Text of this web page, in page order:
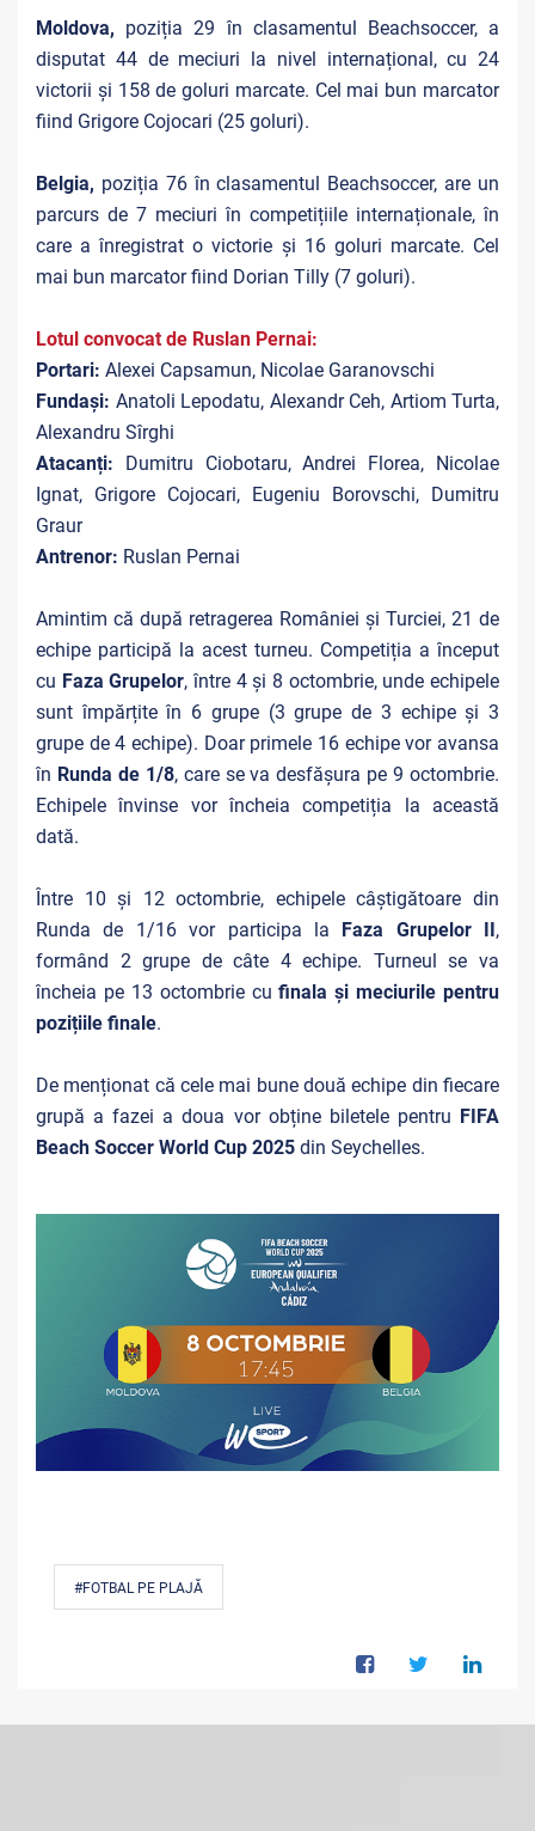
Moldova, poziția 29 în clasamentul Beachsoccer, a
disputat 44 de meciuri la nivel internațional, cu 24
victorii și 158 de goluri marcate. Cel mai bun marcator
fiind Grigore Cojocari (25 goluri).
Belgia, poziția 76 în clasamentul Beachsoccer, are un
parcurs de 7 meciuri în competițiile internaționale, în
care a înregistrat o victorie și 16 goluri marcate. Cel
mai bun marcator fiind Dorian Tilly (7 goluri).
Lotul convocat de Ruslan Pernai:
Portari: Alexei Capsamun, Nicolae Garanovschi
Fundași: Anatoli Lepodatu, Alexandr Ceh, Artiom Turta,
Alexandru Sîrghi
Atacanți: Dumitru Ciobotaru, Andrei Florea, Nicolae
Ignat, Grigore Cojocari, Eugeniu Borovschi, Dumitru
Graur
Antrenor: Ruslan Pernai
Amintim că după retragerea României și Turciei, 21 de
echipe participă la acest turneu. Competiția a început
cu Faza Grupelor, între 4 și 8 octombrie, unde echipele
sunt împărțite în 6 grupe (3 grupe de 3 echipe și 3
grupe de 4 echipe). Doar primele 16 echipe vor avansa
în Runda de 1/8, care se va desfășura pe 9 octombrie.
Echipele învinse vor încheia competiția la această
dată.
Între 10 și 12 octombrie, echipele câștigătoare din
Runda de 1/16 vor participa la Faza Grupelor II,
formând 2 grupe de câte 4 echipe. Turneul se va
încheia pe 13 octombrie cufinala și meciurile pentru
pozițiile finale.
De menționat că cele mai bune două echipe din fiecare
grupă a fazei a doua vor obține biletele pentru FIFA
Beach Soccer World Cup 2025 din Seychelles.
#FOTBAL PE PLAJĂ